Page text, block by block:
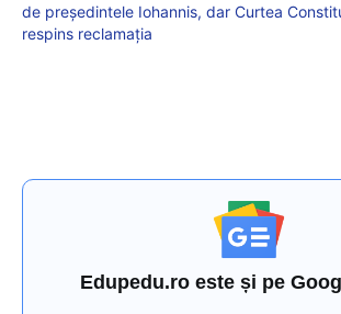
de președintele Iohannis, dar Curtea
respins reclamația
Edupedu.ro este și pe